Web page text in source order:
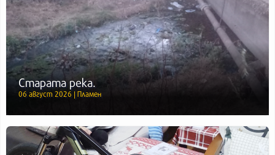
Старата река.
06 август 2026 | Пламен